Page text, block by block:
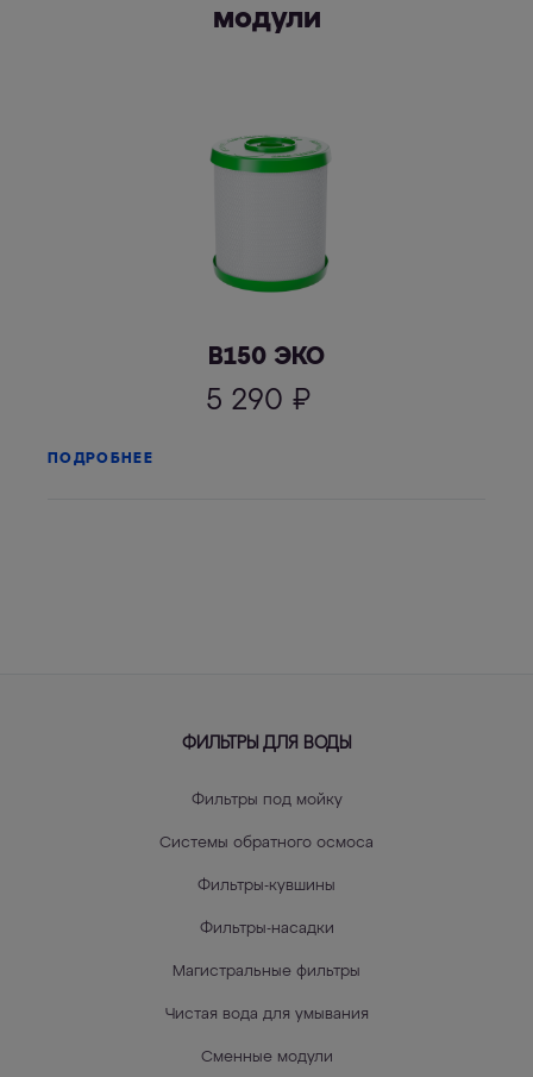
модули
В150 ЭКО
5 290 ₽
ПОДРОБНЕЕ
ФИЛЬТРЫ ДЛЯ ВОДЫ
Фильтры под мойку
Системы обратного осмоса
Фильтры-кувшины
Фильтры-насадки
Магистральные фильтры
Чистая вода для умывания
Сменные модули